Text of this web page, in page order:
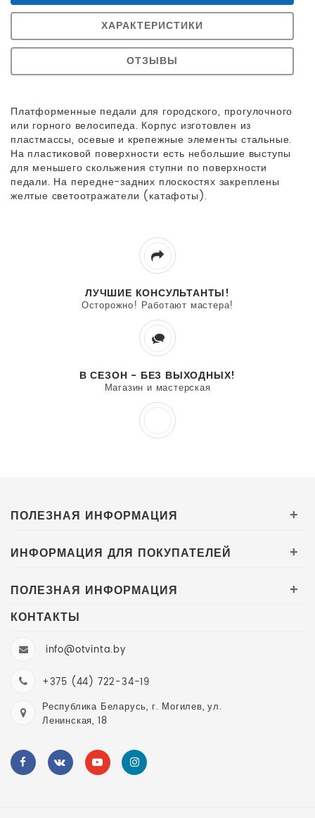
ХАРАКТЕРИСТИКИ
ОТЗЫВЫ
Платформенные педали для городского, прогулочного
или горного велосипеда. Корпус изготовлен из
пластмассы, осевые и крепежные элементы стальные.
На пластиковой поверхности есть небольшие выступы
для меньшего скольжения ступни по поверхности
педали. На передне-задних плоскостях закреплены
желтые светоотражатели (катафоты).
ЛУЧШИЕ КОНСУЛЬТАНТЫ!
Осторожно! Работают мастера!
В СЕЗОН - БЕЗ ВЫХОДНЫХ!
Магазин и мастерская
ПОЛЕЗНАЯ ИНФОРМАЦИЯ +
ИНФОРМАЦИЯ ДЛЯ ПОКУПАТЕЛЕЙ +
ПОЛЕЗНАЯ ИНФОРМАЦИЯ +
КОНТАКТЫ
info@otvinta.by
+375 (44) 722-34-19
Республика Беларусь, г. Могилев, ул.
Ленинская, 18